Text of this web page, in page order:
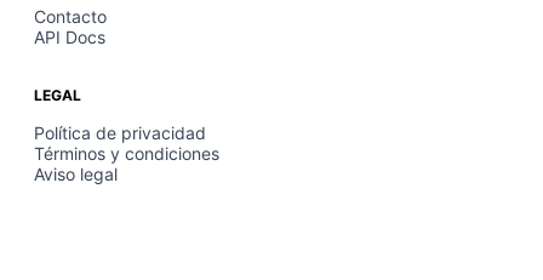
Contacto
API Docs
LEGAL
Política de privacidad
Términos y condiciones
Aviso legal